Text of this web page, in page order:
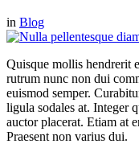
in Blog
Quisque mollis hendrerit
rutrum nunc non dui
euismod semper.
ligula sodales at. Integer
auctor placerat. Etiam at
Praesent non varius dui.